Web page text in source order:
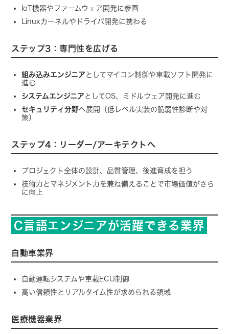
IoT機器やファームウェア開発に参画
Linuxカーネルやドライバ開発に携わる
ステップ3：専門性を広げる
組み込みエンジニア としてマイコン制御や車載ソフト開発に
進む
システムエンジニア としてOS、ミドルウェア開発に進む
セキュリティ分野へ展開（低レベル実装の脆弱性診断や対
策）
ステップ4：リーダー/アーキテクトへ
プロジェクト全体の設計、品質管理、後進育成を担う
技術力とマネジメント力を兼ね備えることで市場価値がさら
に向上
C言語エンジニアが活躍できる業界
自動車業界
自動運転システムや車載ECU制御
高い信頼性とリアルタイム性が求められる領域
医療機器業界